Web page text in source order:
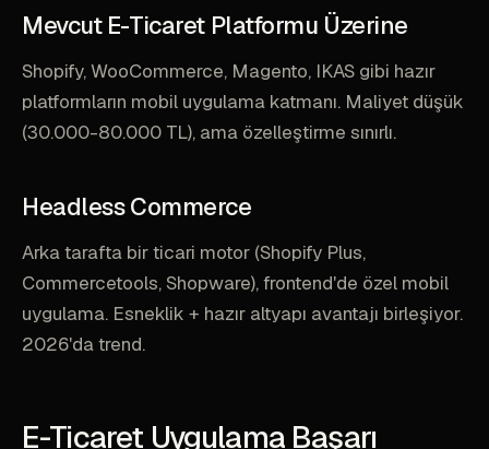
Mevcut E-Ticaret Platformu Üzerine
Shopify, WooCommerce, Magento, IKAS gibi hazır
platformların mobil uygulama katmanı. Maliyet düşük
(30.000-80.000 TL), ama özelleştirme sınırlı.
Headless Commerce
Arka tarafta bir ticari motor (Shopify Plus,
Commercetools, Shopware), frontend'de özel mobil
uygulama. Esneklik + hazır altyapı avantajı birleşiyor.
2026'da trend.
E-Ticaret Uygulama Başarı